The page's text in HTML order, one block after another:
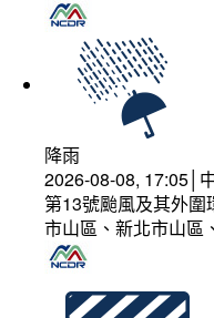
降雨
2026-08-08, 17:05│
第13號颱風及其外圍
市山區、新北市山區